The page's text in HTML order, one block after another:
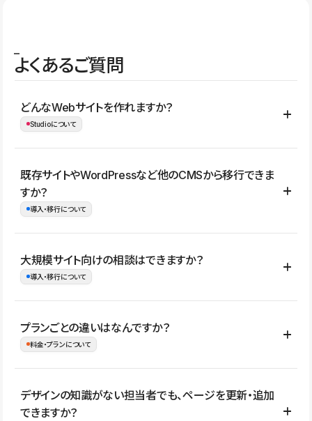
よくあるご質問
どんなWebサイトを作れますか？
Studioについて
コーポレートサイト、サービスサイト、LP、採用サイト、ブロ
グ・メディア、イベントサイト、店舗・商品紹介サイト、ポートフ
ォリオなど幅広く制作できます。
既存サイトやWordPressなど他のCMSから移行できま
すか？
導入・移行について
はい。既存サイトの構成やコンテンツ、URLを整理したうえで、
Studio上に再構築する形で移行できます。 WordPressの場合は、
イト全体のデザインや設定がそのまま移行されるわけではないた
め、移行後にページ構成やデザイン、CMS設計、URL・リダイレク
大規模サイト向けの相談はできますか？
導入・移行について
はい。アクセス規模が大きいサイトや、複数部門での運用、権限管
理、セキュリティ確認、既存システムとの連携など、個別の要件が
ない段階でも、お問い合わせください。
お問合せはこちら
プランごとの違いはなんですか？
料金・プランについて
公開ページ数、バージョン履歴の期間、CMS利用数の上限、権限
管理の有無などがプランごとに異なります。詳しくは料金プランペ
デザインの知識がない担当者でも、ページを更新・追加
できますか？